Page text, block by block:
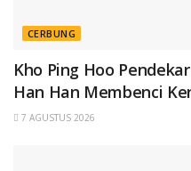
CERBUNG
Kho Ping Hoo
Han Han Membenci
7 AGUSTUS 2026